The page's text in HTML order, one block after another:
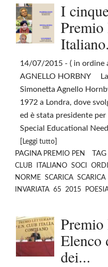
I
Premio
14/07/2015 - ( in ordine
AGNELLO HORBNY
Simonetta Agnello
1972 a Londra, dove
ed è stata presidente
Special Educational
[ Leggi tutto]
PAGINA PREMIO PEN TAG
CLUB
ITALIANO SOCI
NORME SCARICA SCARICA
INVARIATA 65 2015
Premio
Elenco
dei...